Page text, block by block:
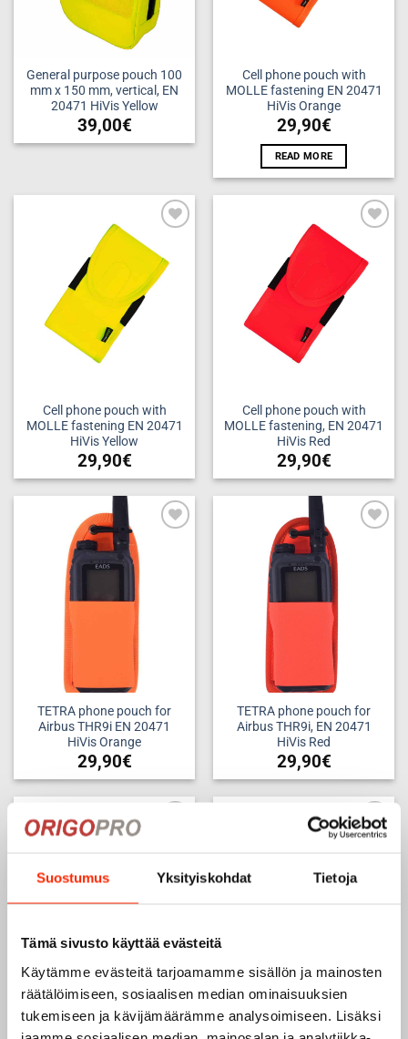
Suostumus Yksityiskohdat Tietoja
Tämä sivusto käyttää evästeitä
Käytämme evästeitä tarjoamamme sisällön ja mainosten
räätälöimiseen, sosiaalisen median ominaisuuksien
tukemiseen ja kävijämäärämme analysoimiseen. Lisäksi
General purpose pouch 100
mm x 150 mm, vertical, EN
20471 HiVis Yellow
39,00€
Cell phone pouch with
MOLLE fastening EN 20471
HiVis Orange
29,90€
READ MORE
wishlist
Cell phone pouch with
MOLLE fastening EN 20471
HiVis Yellow
29,90€
wishlist
Cell phone pouch with
MOLLE fastening, EN 20471
HiVis Red
29,90€
TETRA phone pouch for
Airbus THR9i EN 20471
HiVis Orange
29,90€
TETRA phone pouch for
Airbus THR9i, EN 20471
HiVis Red
29,90€
Radar phone Nuka-Trail with
MOLLE fastenings, orange
Add to
General purpose pouch 145
mm x 180 mm, vertical HiVis